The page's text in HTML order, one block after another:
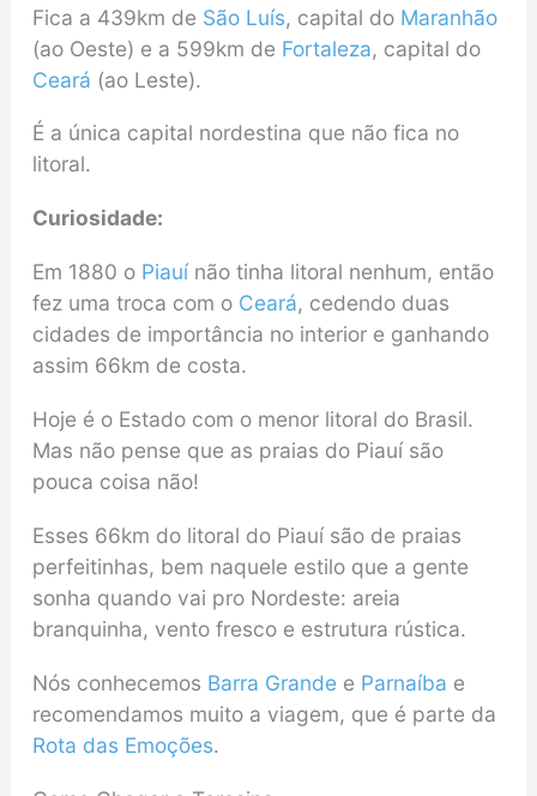
Fica a 439km de São Luís, capital do Maranhão
(ao Oeste) e a 599km de Fortaleza, capital do
Ceará (ao Leste).
É a única capital nordestina que não fica no
litoral.
Curiosidade:
Em 1880 o Piauí não tinha litoral nenhum, então
fez uma troca com o Ceará, cedendo duas
cidades de importância no interior e ganhando
assim 66km de costa.
Hoje é o Estado com o menor litoral do Brasil.
Mas não pense que as praias do Piauí são
pouca coisa não!
Esses 66km do litoral do Piauí são de praias
perfeitinhas, bem naquele estilo que a gente
sonha quando vai pro Nordeste: areia
branquinha, vento fresco e estrutura rústica.
Nós conhecemos Barra Grandee Parnaíba e
recomendamos muito a viagem, que é parte da
Rota das Emoções.